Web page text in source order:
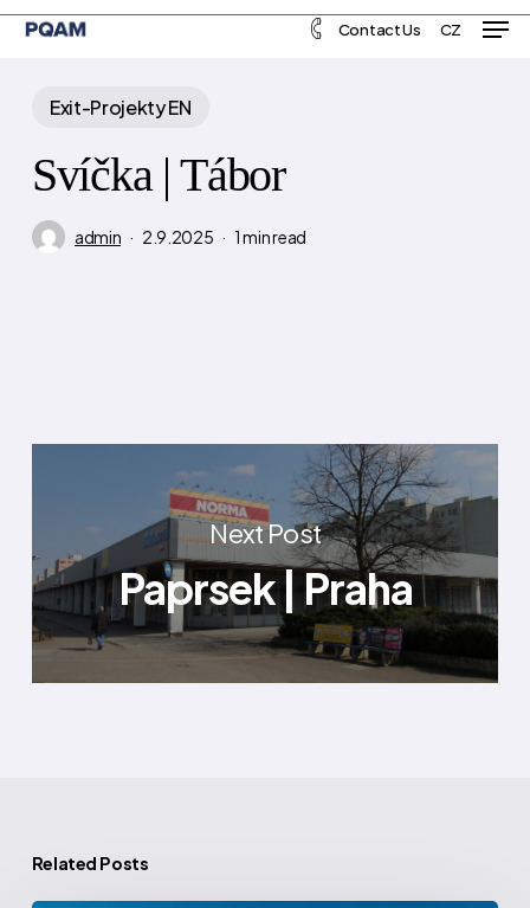
Skip
content
Contact Us CZ
Exit-Projekty EN
Svíčka | Tábor
admin 2.9.2025 1 min read
Next Post
Paprsek | Praha
Related Posts
Menu